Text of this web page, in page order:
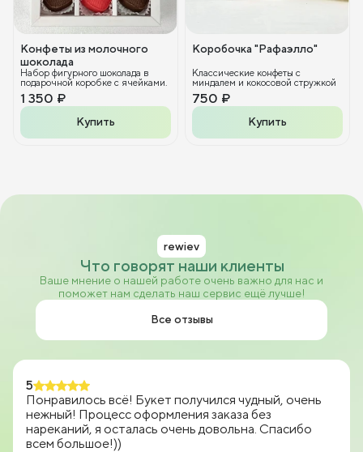
Конфеты из молочного
шоколада
Набор фигурного шоколада в
подарочной коробке с ячейками.
1 350 ₽
Купить
Коробочка "Рафаэлло"
Классические конфеты с
миндалем и кокосовой стружкой
750 ₽
Купить
Что говорят наши клиенты
rewiev
Ваше мнение о нашей работе очень важно для нас и
поможет нам сделать наш сервис ещё лучше!
Все отзывы
5
Понравилось всё! Букет получился чудный, очень
нежный! Процесс оформления заказа без
нареканий, я осталась очень довольна. Спасибо
всем большое!))